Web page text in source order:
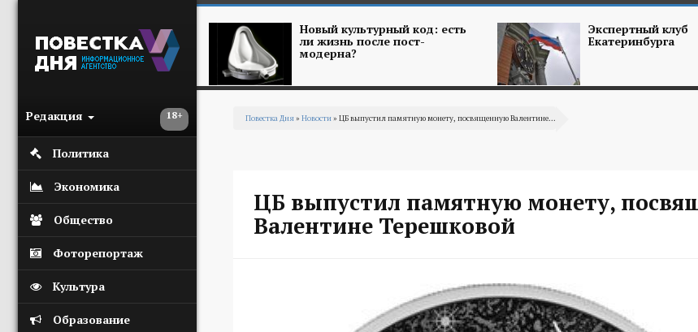
18+
Редакция
Политика
Экономика
Общество
Фоторепортаж
Культура
Образование
Новый культурный код: есть
ли жизнь после пост-
модерна?
Экспертный клуб
Екатеринбурга
Повестка Дня» Новости» ЦБ выпустил памятную монету, посвященную Валентине...
ЦБ выпустил памятную монету,
Валентине Терешковой